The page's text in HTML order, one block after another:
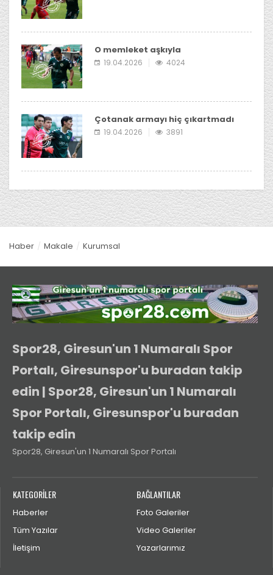
O memleket aşkıyla
19.04.2026 4024
Çotanak armayı hiç çıkartmadı
19.04.2026 3891
Haber Makale Kurumsal
Spor28, Giresun'un 1 Numaralı Spor
Portalı, Giresunspor'u buradan takip
edin | Spor28, Giresun'un 1 Numaralı
Spor Portalı, Giresunspor'u buradan
takip edin
Spor28, Giresun'un 1 Numaralı Spor Portalı
KATEGORİLER
Haberler
Tüm Yazılar
İletişim
BAĞLANTILAR
Foto Galeriler
Video Galeriler
Yazarlarımız